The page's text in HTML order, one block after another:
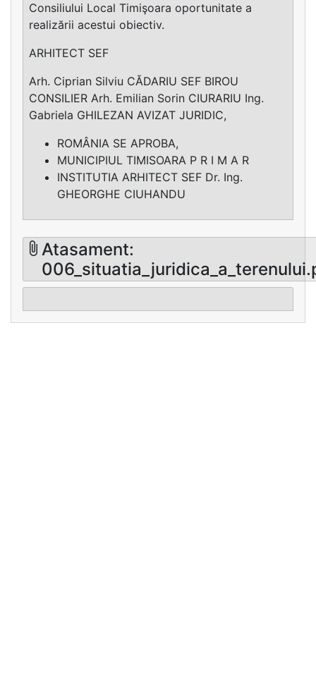
Consiliului Local Timişoara oportunitate a
realizării acestui obiectiv.
ARHITECT SEF
Arh. Ciprian Silviu CĂDARIU SEF BIROU
CONSILIER Arh. Emilian Sorin CIURARIU Ing.
Gabriela GHILEZAN AVIZAT JURIDIC,
ROMÂNIA SE APROBA,
MUNICIPIUL TIMISOARA P R I M A R
INSTITUTIA ARHITECT SEF Dr. Ing.
GHEORGHE CIUHANDU
Atasament: